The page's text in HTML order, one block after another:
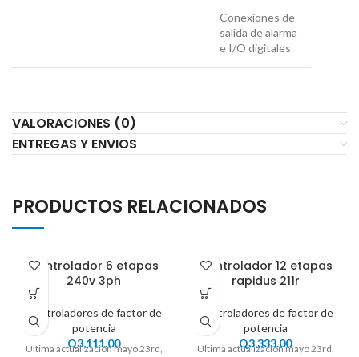
Conexiones de
salida de alarma
e I/O digitales
VALORACIONES (0)
ENTREGAS Y ENVIOS
PRODUCTOS RELACIONADOS
Controlador 6 etapas
240v 3ph
Controladores de factor de
potencia
Q3,111.00
Ultima actualización mayo 23rd,
Controlador 12 etapas
rapidus 211r
Controladores de factor de
potencia
Q3,333.00
Ultima actualización mayo 23rd,